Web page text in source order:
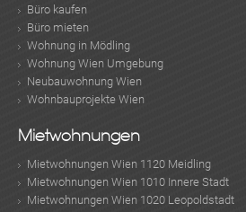
Büro kaufen
Büro mieten
Wohnung in Mödling
Wohnung Wien Umgebung
Neubauwohnung Wien
Wohnbauprojekte Wien
Mietwohnungen
Mietwohnungen Wien 1120 Meidling
Mietwohnungen Wien 1010 Innere Stadt
Mietwohnungen Wien 1020 Leopoldstadt